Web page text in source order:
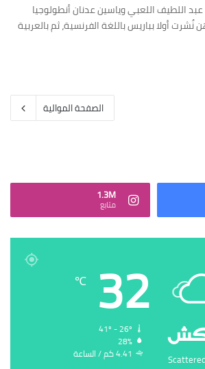
عبد اللطيف اللعبي وياسين عدنان أنطولوجيا
أولا بباريس باللغة الفرنسية، ثم بالعربية
‏الصفحة الموالية
1.3M
‏متابع
32
℃
28%
4.41 ‏كم / الساعة